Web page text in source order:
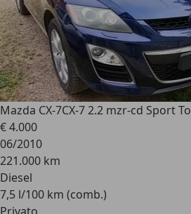
Mazda CX-7CX-7 2.2 mzr-cd Sport
€ 4.000
06/2010
221.000 km
Diesel
7,5 l/100 km (comb.)